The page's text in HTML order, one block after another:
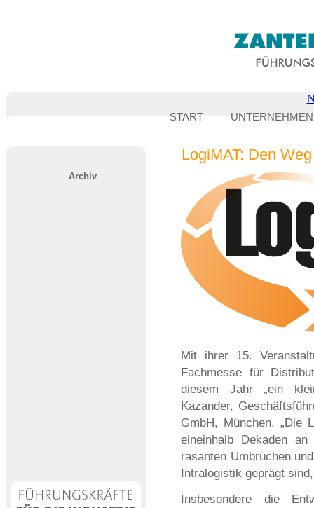
START
UNTERNEHMEN
Archiv
LogiMAT: Den
Mit ihrer 15.
Fachmesse für
diesem Jahr „ein
Kazander,
GmbH, München. „Die
eineinhalb Dekaden
rasanten Umbrüchen
Intralogistik geprägt
Insbesondere die